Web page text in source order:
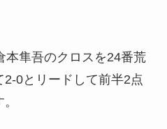
本隼吾のクロスを24番荒
0とリードして前半2点